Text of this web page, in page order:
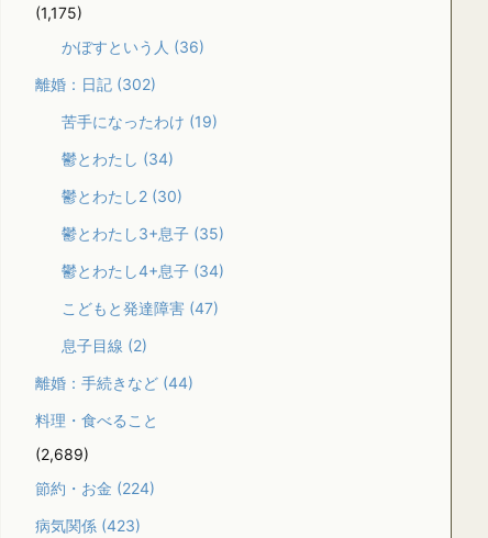
(1,175)
かぼすという人 (36)
離婚：日記 (302)
苦手になったわけ (19)
鬱とわたし (34)
鬱とわたし2 (30)
鬱とわたし3+息子 (35)
鬱とわたし4+息子 (34)
こどもと発達障害 (47)
息子目線 (2)
離婚：手続きなど (44)
料理・食べること
(2,689)
節約・お金 (224)
病気関係 (423)